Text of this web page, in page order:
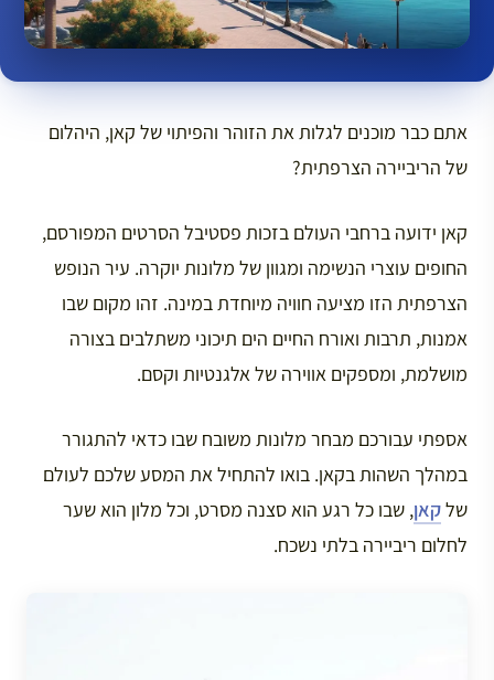
אתם כבר מוכנים לגלות את הזוהר והפיתוי של קאן, היהלום
של הריביירה הצרפתית?
קאן ידועה ברחבי העולם בזכות פסטיבל הסרטים המפורסם,
החופים עוצרי הנשימה ומגוון של מלונות יוקרה. עיר הנופש
הצרפתית הזו מציעה חוויה מיוחדת במינה. זהו מקום שבו
אמנות, תרבות ואורח החיים הים תיכוני משתלבים בצורה
מושלמת, ומספקים אווירה של אלגנטיות וקסם.
אספתי עבורכם מבחר מלונות משובח שבו כדאי להתגורר
במהלך השהות בקאן. בואו להתחיל את המסע שלכם לעולם
שלקאן, שבו כל רגע הוא סצנה מסרט, וכל מלון הוא שער
לחלום ריביירה בלתי נשכח.